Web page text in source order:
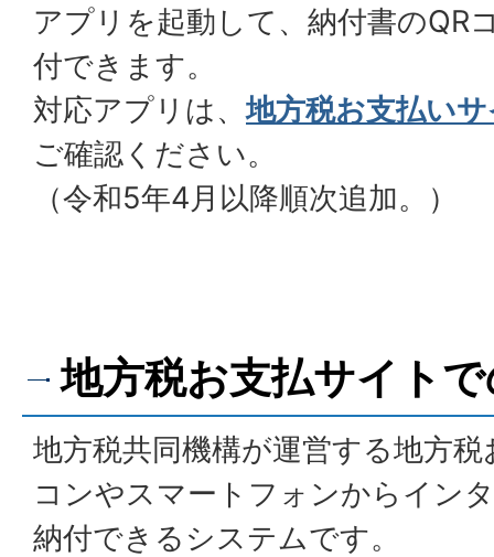
アプリを起動して、納付書のQR
付できます。
対応アプリは、地方税お支払い
ご確認ください。
（令和5年4月以降順次追加。）
地方税お支払サイト
地方税共同機構が運営する地方
コンやスマートフォンからイン
納付できるシステムです。